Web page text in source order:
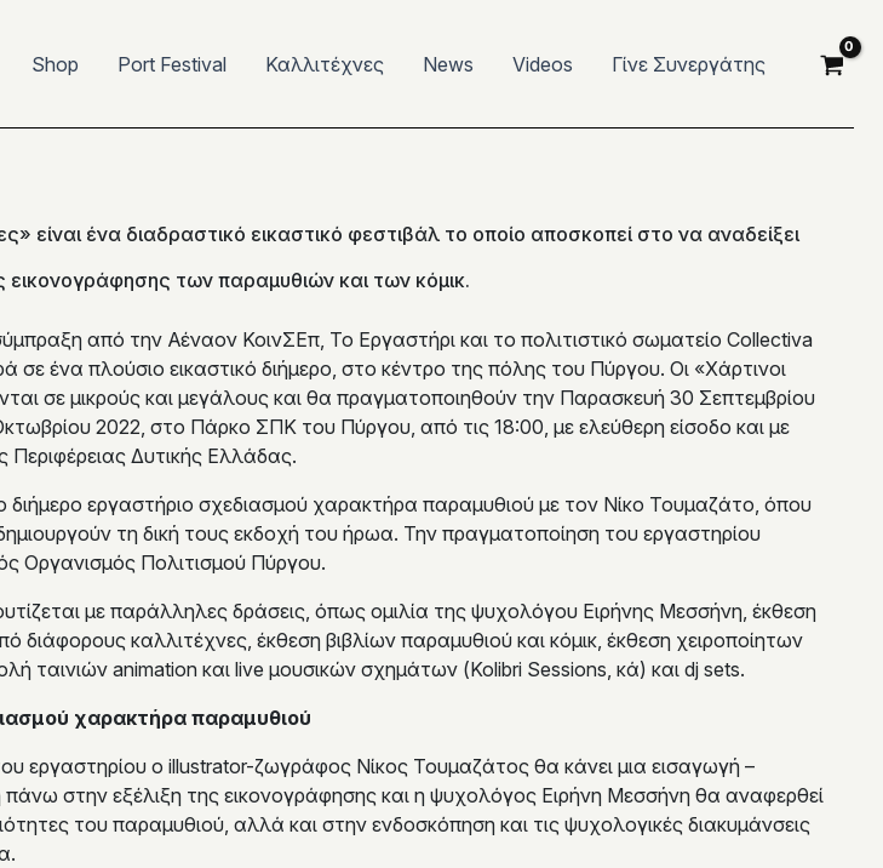
Shop Port Festival Καλλιτέχνες News Videos Γίνε Συνεργάτης
είναι ένα διαδραστικό εικαστικό φεστιβάλ το οποίο αποσκοπεί στο να αναδείξει
εικονογράφησης των παραμυθιών και των κόμικ.
από την Αέναον ΚοινΣΕπ, Το Εργαστήρι και το πολιτιστικό σωματείο Collectiva
σε ένα πλούσιο εικαστικό διήμερο, στο κέντρο της πόλης του Πύργου. Οι «Χάρτινοι
σε μικρούς και μεγάλους και θα πραγματοποιηθούν την Παρασκευή 30 Σεπτεμβρίου
2022, στο Πάρκο ΣΠΚ του Πύργου, από τις 18:00, με ελεύθερη είσοδο και με
Περιφέρειας Δυτικής Ελλάδας.
διήμερο εργαστήριο σχεδιασμού χαρακτήρα παραμυθιού με τον Νίκο Τουμαζάτο, όπου
τη δική τους εκδοχή του ήρωα. Την πραγματοποίηση του εργαστηρίου
Οργανισμός Πολιτισμού Πύργου.
με παράλληλες δράσεις, όπως ομιλία της ψυχολόγου Ειρήνης Μεσσήνη, έκθεση
διάφορους καλλιτέχνες, έκθεση βιβλίων παραμυθιού και κόμικ, έκθεση χειροποίητων
ταινιών animation και live μουσικών σχημάτων (Kolibri Sessions, κά) και dj sets.
χαρακτήρα παραμυθιού
εργαστηρίου ο illustrator-ζωγράφος Νίκος Τουμαζάτος θα κάνει μια εισαγωγή –
πάνω στην εξέλιξη της εικονογράφησης και η ψυχολόγος Ειρήνη Μεσσήνη θα αναφερθεί
του παραμυθιού, αλλά και στην ενδοσκόπηση και τις ψυχολογικές διακυμάνσεις